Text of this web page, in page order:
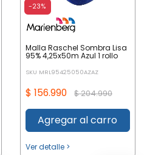
-23%
Malla Raschel Sombra Lisa
95% 4,25x50m Azul 1 rollo
SKU MRL95425050AZAZ
$ 156.990 $ 204.990
Agregar al carro
Ver detalle >